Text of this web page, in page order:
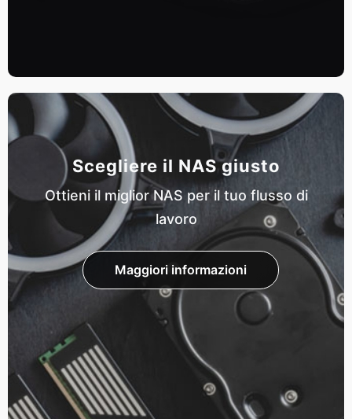
Scegliere il NAS giusto
Ottieni il miglior NAS per il tuo flusso di
lavoro
Maggiori informazioni